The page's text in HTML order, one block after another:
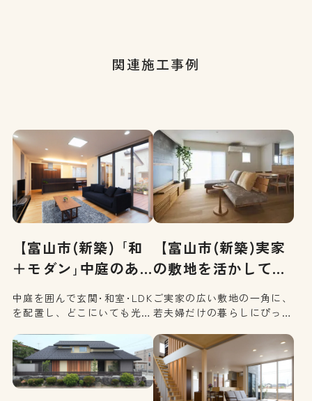
関連施工事例
【富山市(新築) ｢和
＋モダン｣中庭のあ…
中庭を囲んで玄関･和室･LDK
を配置し、どこにいても光が
家。休日は家族との時間を大
切にしたくなる、そんなお住
まいです。
【富山市(新築)実家
の敷地を活かして叶
え…
ご実家の広い敷地の⼀角に、
若夫婦だけの暮らしにぴった
た。実家のそばで暮らせる安
心感の中で、家族との繋がり
を大切にできるお住まいで
す。